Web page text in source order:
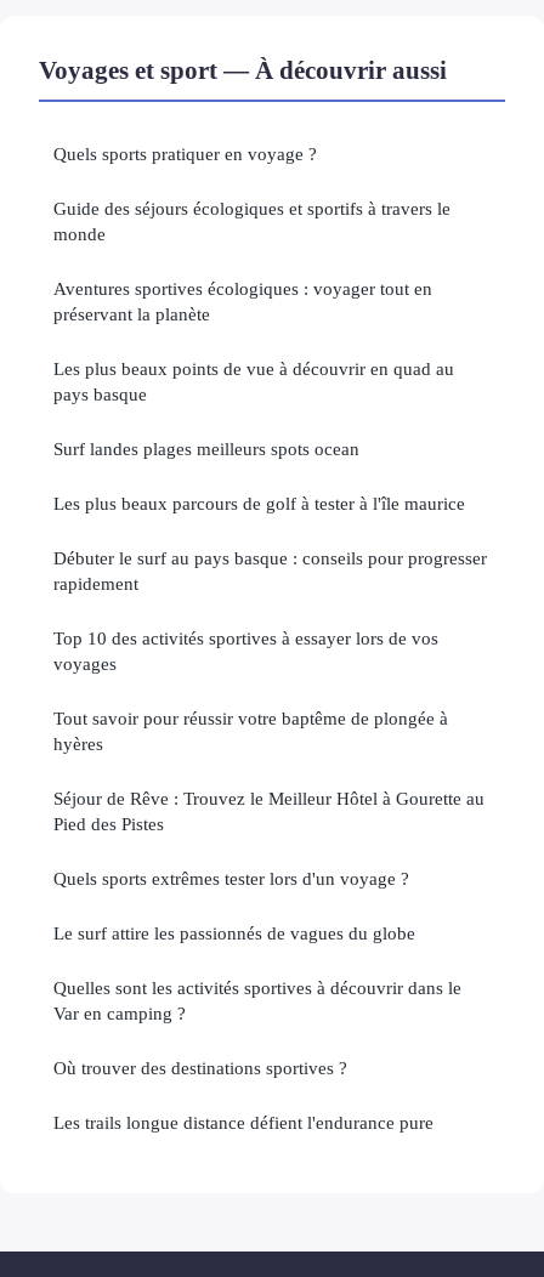
Voyages et sport — À découvrir aussi
Quels sports pratiquer en voyage ?
Guide des séjours écologiques et sportifs à travers le
monde
Aventures sportives écologiques : voyager tout en
préservant la planète
Les plus beaux points de vue à découvrir en quad au
pays basque
Surf landes plages meilleurs spots ocean
Les plus beaux parcours de golf à tester à l'île maurice
Débuter le surf au pays basque : conseils pour progresser
rapidement
Top 10 des activités sportives à essayer lors de vos
voyages
Tout savoir pour réussir votre baptême de plongée à
hyères
Séjour de Rêve : Trouvez le Meilleur Hôtel à Gourette au
Pied des Pistes
Quels sports extrêmes tester lors d'un voyage ?
Le surf attire les passionnés de vagues du globe
Quelles sont les activités sportives à découvrir dans le
Var en camping ?
Où trouver des destinations sportives ?
Les trails longue distance défient l'endurance pure